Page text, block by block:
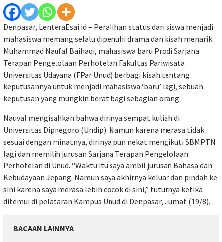
Denpasar, LenteraEsai.id – Peralihan status dari siswa menjadi
mahasiswa memang selalu dipenuhi drama dan kisah menarik.
Muhammad Naufal Baihaqi, mahasiswa baru Prodi Sarjana
Terapan Pengelolaan Perhotelan Fakultas Pariwisata
Universitas Udayana (FPar Unud) berbagi kisah tentang
keputusannya untuk menjadi mahasiswa ‘baru’ lagi, sebuah
keputusan yang mungkin berat bagi sebagian orang.
Nauval mengisahkan bahwa dirinya sempat kuliah di
Universitas Dipnegoro (Undip). Namun karena merasa tidak
sesuai dengan minatnya, dirinya pun nekat mengikuti SBMPTN
lagi dan memilih jurusan Sarjana Terapan Pengelolaan
Perhotelan di Unud. “Waktu itu saya ambil jurusan Bahasa dan
Kebudayaan Jepang. Namun saya akhirnya keluar dan pindah ke
sini karena saya merasa lebih cocok di sini,” tuturnya ketika
ditemui di pelataran Kampus Unud di Denpasar, Jumat (19/8).
BACAAN LAINNYA